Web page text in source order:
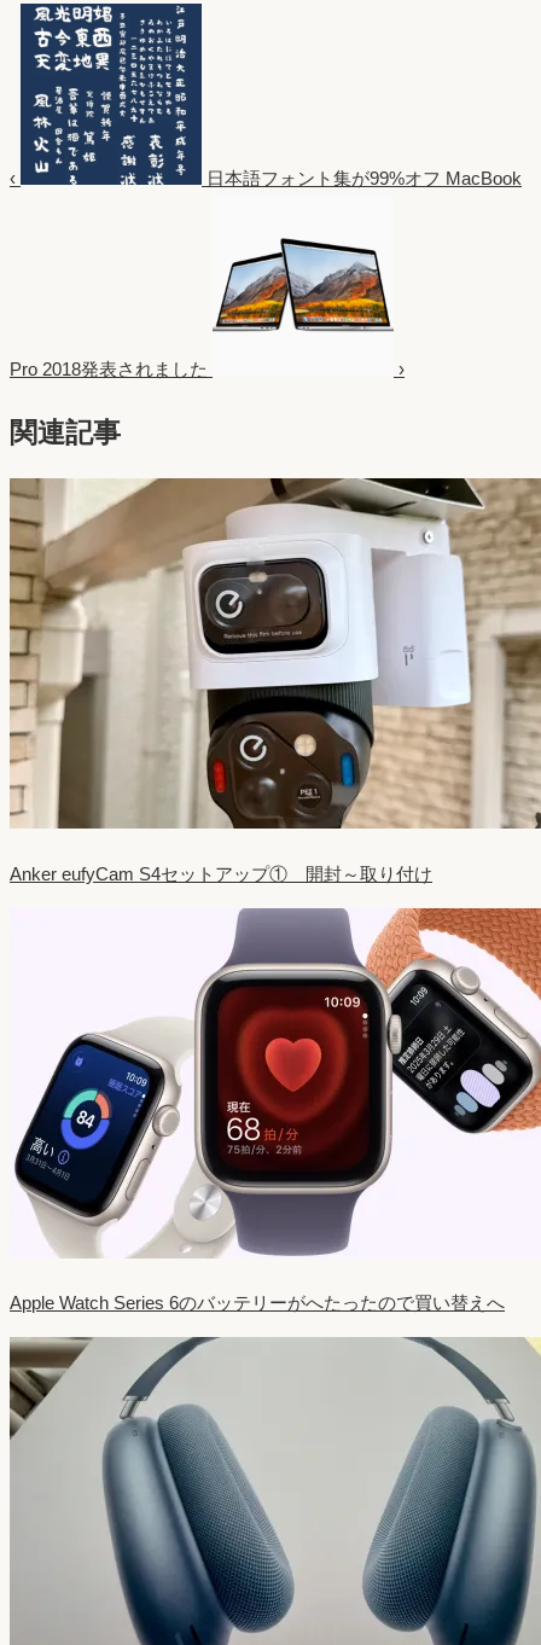
‹ 日本語フォント集が99%オフ MacBook
Pro 2018発表されました ›
関連記事
Anker eufyCam S4セットアップ① 開封～取り付け
Apple Watch Series 6のバッテリーがへたったので買い替えへ